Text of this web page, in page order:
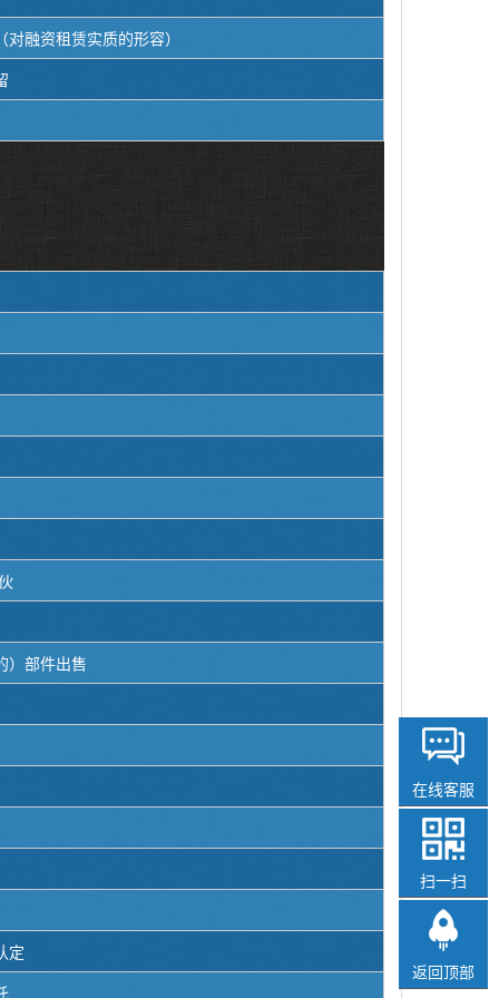
融资租赁实质的形容）
）部件出售
定
在线客服
扫一扫
返回顶部